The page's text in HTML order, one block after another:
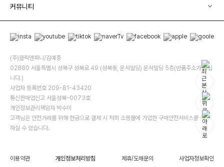
커뮤니티
(주)클릭앤퍼니/김예중
02880 서울특별시 성북구 성북로 49 (성북동, 운석빌딩) 운석빌딩 5층(반품주소가 아닙
니다.)
사업자 등록번호 209-81-43420
통신판매업신고 서울성북-0073호
개인정보관리책임자 박수미
고객님은 안전거래를 위해 현금으로 결제 시 저희 소핑몰에 가입한 구매안전서비스를 이용
하실 수 있습니다.
이용약관 개인정보처리방침 제휴/도매문의 사업자정보확인